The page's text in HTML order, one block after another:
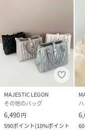
MAJESTIC LEGON
その他のバッグ
6,490円
590ポイント(10%ポイント
60